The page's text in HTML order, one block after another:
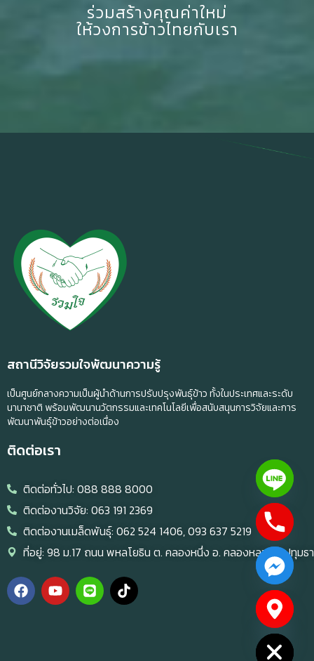
ร่วมสร้างคุณค่าใหม่
ให้วงการข้าวไทยกับเรา
สถานีวิจัยรวมใจพัฒนาความรู้
เป็นศูนย์กลางความเป็นผู้นำด้านการปรับปรุงพันธุ์ข้าว ทั้งในประเทศและระดับ
นานาชาติ พร้อมพัฒนานวัตกรรมและเทคโนโลยีเพื่อสนับสนุนการวิจัยและการ
พัฒนาพันธุ์ข้าวอย่างต่อเนื่อง
ติดต่อเรา
ติดต่อทั่วไป: 088 888 8000
ติดต่องานวิจัย: 063 191 2369
ติดต่องานเมล็ดพันธุ์: 062 524 1406, 093 637 5219
ที่อยู่: 98 ม.17 ถนน พหลโยธิน ต. คลองหนึ่ง อ. คลองหลวง จ.ปทุมธา
Hide
chaty